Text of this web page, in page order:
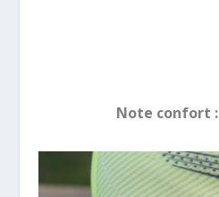
Note confort :